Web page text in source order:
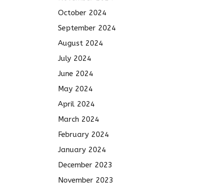
October 2024
September 2024
August 2024
July 2024
June 2024
May 2024
April 2024
March 2024
February 2024
January 2024
December 2023
November 2023